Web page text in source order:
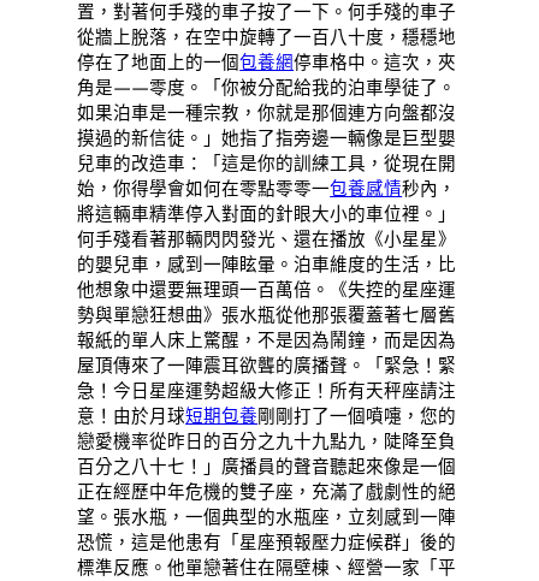
置，對著何手殘的車子按了一下。何手殘的車子
從牆上脫落，在空中旋轉了一百八十度，穩穩地
停在了地面上的一個包養網停車格中。這次，夾
角是——零度。「你被分配給我的泊車學徒了。
如果泊車是一種宗教，你就是那個連方向盤都沒
摸過的新信徒。」她指了指旁邊一輛像是巨型嬰
兒車的改造車：「這是你的訓練工具，從現在開
始，你得學會如何在零點零零一包養感情秒內，
將這輛車精準停入對面的針眼大小的車位裡。」
何手殘看著那輛閃閃發光、還在播放《小星星》
的嬰兒車，感到一陣眩暈。泊車維度的生活，比
他想象中還要無理頭一百萬倍。《失控的星座運
勢與單戀狂想曲》張水瓶從他那張覆蓋著七層舊
報紙的單人床上驚醒，不是因為鬧鐘，而是因為
屋頂傳來了一陣震耳欲聾的廣播聲。「緊急！緊
急！今日星座運勢超級大修正！所有天秤座請注
意！由於月球短期包養剛剛打了一個噴嚏，您的
戀愛機率從昨日的百分之九十九點九，陡降至負
百分之八十七！」廣播員的聲音聽起來像是一個
正在經歷中年危機的雙子座，充滿了戲劇性的絕
望。張水瓶，一個典型的水瓶座，立刻感到一陣
恐慌，這是他患有「星座預報壓力症候群」後的
標準反應。他單戀著住在隔壁棟、經營一家「平